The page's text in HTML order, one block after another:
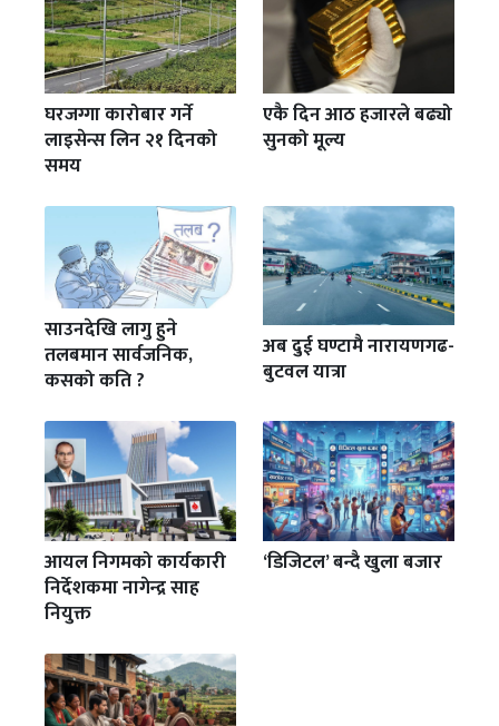
घरजग्गा कारोबार गर्ने
लाइसेन्स लिन २१ दिनको
समय
एकै दिन आठ हजारले बढ्यो
सुनको मूल्य
साउनदेखि लागु हुने
तलबमान सार्वजनिक,
कसको कति ?
अब दुई घण्टामै नारायणगढ-
बुटवल यात्रा
आयल निगमको कार्यकारी
निर्देशकमा नागेन्द्र साह
नियुक्त
‘डिजिटल’ बन्दै खुला बजार